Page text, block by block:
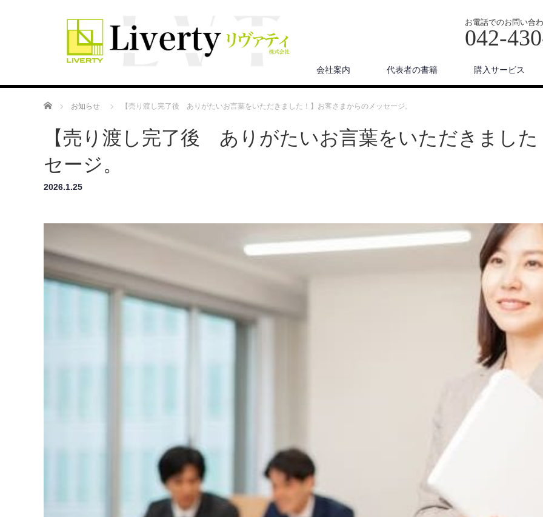
お電話でのお問い合
042-
会社案内 代表者の書籍 購入サービス
ホーム お知らせ 【売り渡し完了後 ありがたいお言葉をいただきました！】お客さまからのメッセージ。
【売り渡し完了後 ありがたいお言葉をいただきまし
セージ。
2026.1.25